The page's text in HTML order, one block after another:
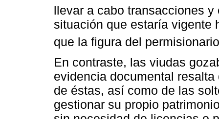
llevar a cabo transacciones
situación que estaría vigente
que la figura del
En contraste, las viudas
evidencia documental
de éstas, así como de las
gestionar su propio